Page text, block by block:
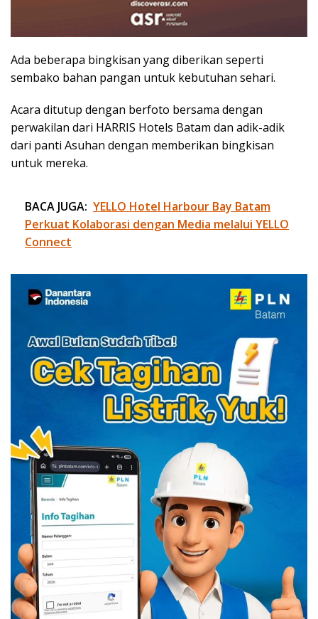
Ada beberapa bingkisan yang diberikan seperti
sembako bahan pangan untuk kebutuhan sehari.
Acara ditutup dengan berfoto bersama dengan
perwakilan dari HARRIS Hotels Batam dan adik-adik
dari panti Asuhan dengan memberikan bingkisan
untuk mereka.
BACA JUGA: YELLO Hotel Harbour Bay Batam
Perkuat Kolaborasi dengan Media melalui YELLO
Connect